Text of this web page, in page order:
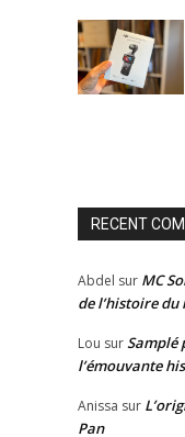
RECENT
Abdel sur MC
de l’histoire
Lou surSamplé
l’émouvante
Anissa sur
Pan